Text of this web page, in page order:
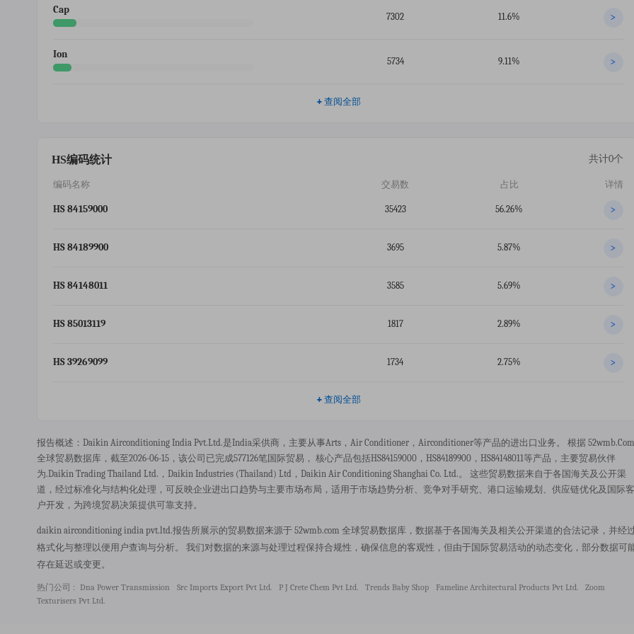
Cap
7302 11.6% >
Ion
5734 9.11% >
+ 查阅全部
HS编码统计 共计0个
编码名称 交易数 占比 详情
HS 84159000 35423 56.26% >
HS 84189900 3695 5.87% >
HS 84148011 3585 5.69% >
HS 85013119 1817 2.89% >
HS 39269099 1734 2.75% >
+ 查阅全部
报告概述：daikin Airconditioning India Pvt.ltd.是india采供商，主要从事arts，air Conditioner，airconditioner等产品的进出口业务。 根据 52wmb.com
全球贸易数据库，截至2026-06-15，该公司已完成577126笔国际贸易， 核心产品包括HS84159000，HS84189900，HS84148011等产品，主要贸易伙伴
为.daikin Trading Thailand Ltd.，daikin Industries (thailand) Ltd，daikin Air Conditioning Shanghai Co. Ltd.。 这些贸易数据来自于各国海关及公开渠
道，经过标准化与结构化处理，可反映企业进出口趋势与主要市场布局，适用于市场趋势分析、竞争对手研究、港口运输规划、供应链优化及国际客
户开发，为跨境贸易决策提供可靠支持。
daikin airconditioning india pvt.ltd.报告所展示的贸易数据来源于 52wmb.com 全球贸易数据库，数据基于各国海关及相关公开渠道的合法记录，并经
格式化与整理以便用户查询与分析。 我们对数据的来源与处理过程保持合规性，确保信息的客观性，但由于国际贸易活动的动态变化，部分数据可
存在延迟或变更。
热门公司 : Dna Power Transmission Src Imports Export Pvt Ltd. P J Crete Chem Pvt Ltd. Trends Baby Shop Fameline Architectural Products Pvt Ltd.
Zoom
Texturisers Pvt Ltd.